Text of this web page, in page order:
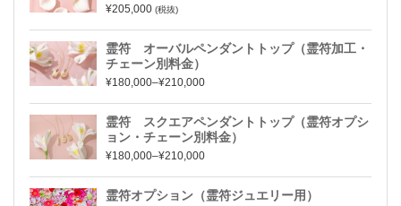
¥205,000 (税抜)
霊符 オーバルペンダントトップ（霊符加工・
チェーン別料金）
¥180,000–¥210,000
霊符 スクエアペンダントトップ（霊符オプシ
ョン・チェーン別料金）
¥180,000–¥210,000
霊符オプション（霊符ジュエリー用）